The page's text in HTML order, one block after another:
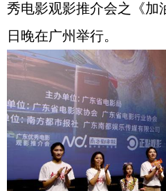
秀电影观影推介会之《加
日晚在广州举行。